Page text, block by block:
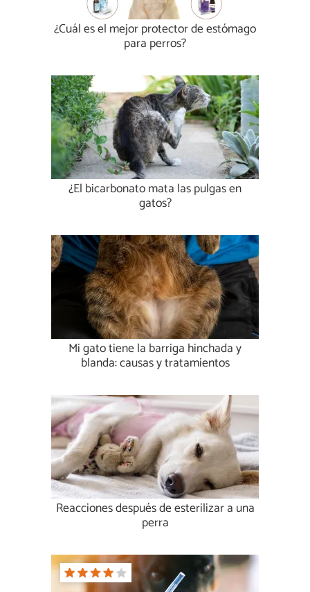
¿Cuál es el mejor protector de estómago
para perros?
¿El bicarbonato mata las pulgas en
gatos?
Mi gato tiene la barriga hinchada y
blanda: causas y tratamientos
Reacciones después de esterilizar a una
perra